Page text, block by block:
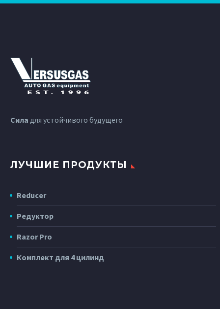
Сила для устойчивого будущего
ЛУЧШИЕ ПРОДУКТЫ
Reducer
Редуктор
Razor Pro
Комплект для 4 цилинд